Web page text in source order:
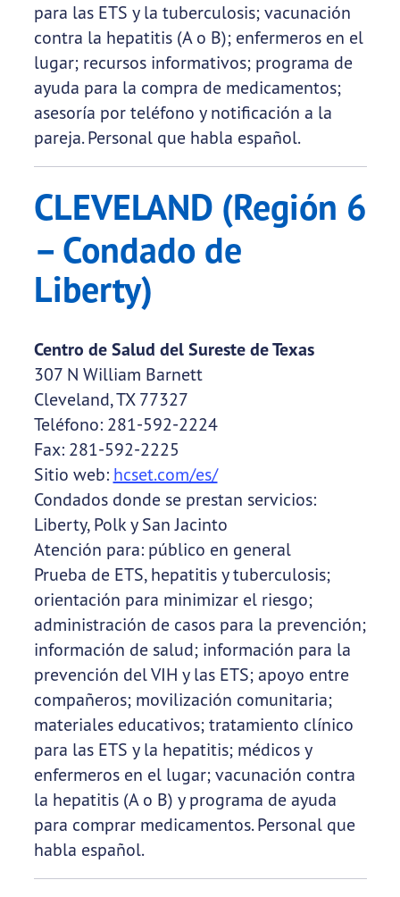
para las ETS y la tuberculosis; vacunación
contra la hepatitis (A o B); enfermeros en el
lugar; recursos informativos; programa de
ayuda para la compra de medicamentos;
asesoría por teléfono y notificación a la
pareja. Personal que habla español.
CLEVELAND (Región 6
– Condado de
Liberty)
Centro de Salud del Sureste de Texas
307 N William Barnett
Cleveland, TX 77327
Teléfono: 281-592-2224
Fax: 281-592-2225
Sitio web: hcset.com/es/
Condados donde se prestan servicios:
Liberty, Polk y San Jacinto
Atención para: público en general
Prueba de ETS, hepatitis y tuberculosis;
orientación para minimizar el riesgo;
administración de casos para la prevención;
información de salud; información para la
prevención del VIH y las ETS; apoyo entre
compañeros; movilización comunitaria;
materiales educativos; tratamiento clínico
para las ETS y la hepatitis; médicos y
enfermeros en el lugar; vacunación contra
la hepatitis (A o B) y programa de ayuda
para comprar medicamentos. Personal que
habla español.